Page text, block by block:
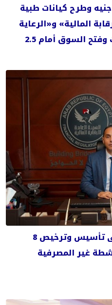
بـ400 مليار جنيه وطرح كيانات طبية
المالية» و«الرعاية
الصحية» لجذب استثمارات وفتح السوق أمام 2.5
الرقابة المالية توافق على تأسيس وترخيص 8
غير المصرفية